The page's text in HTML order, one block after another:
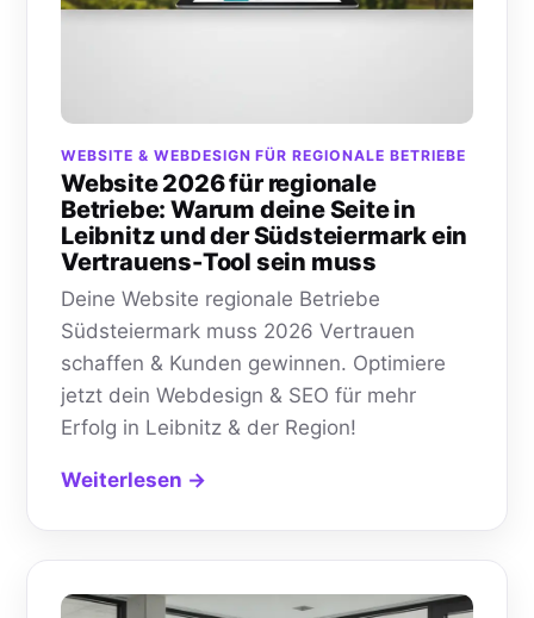
WEBSITE & WEBDESIGN FÜR REGIONALE BETRIEBE
Website 2026 für regionale
Betriebe: Warum deine Seite in
Leibnitz und der Südsteiermark ein
Vertrauens-Tool sein muss
Deine Website regionale Betriebe
Südsteiermark muss 2026 Vertrauen
schaffen & Kunden gewinnen. Optimiere
jetzt dein Webdesign & SEO für mehr
Erfolg in Leibnitz & der Region!
Weiterlesen →